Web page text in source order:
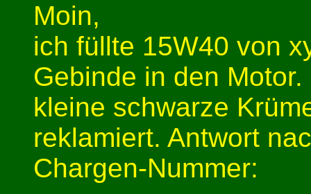
Moin,
ich füllte 15W40 von
Gebinde in den
kleine schwarze
reklamiert. Antwort
Chargen-Nummer: